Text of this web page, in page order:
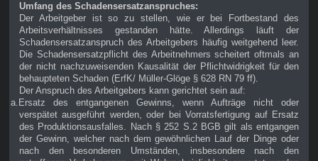
Umfang des Schadensersatzanspruches:
Der Arbeitgeber ist so zu stellen, wie er bei Fortbestand des
Arbeitsverhältnisses gestanden hätte. Allerdings läuft der
Schadensersatzanspruch des Arbeitgebers häufig weitgehend leer.
Die Schadensersatzpflicht des Arbeitnehmers scheitert oftmals an
der nicht nachzuweisenden Kausalität der Pflichtwidrigkeit für den
behaupteten Schaden (ErfK/ Müller-Glöge § 628 RN 79 ff).
Der Anspruch des Arbeitgebers kann gerichtet sein auf:
a.Ersatz des entgangenen Gewinns, wenn Aufträge nicht oder
verspätet ausgeführt werden, oder bei Vorratsfertigung auf Ersatz
des Produktionsausfalles. Nach § 252 S.2 BGB gilt als entgangen
der Gewinn, welcher nach dem gewöhnlichen Lauf der Dinge oder
nach den besonderen Umständen, insbesondere nach den